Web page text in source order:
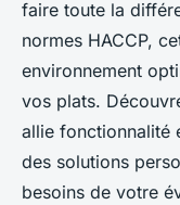
Emma•28
faire toute la
normes HACCP,
environnement
vos plats.
allie fonctionnalité
des solutions
besoins de votre